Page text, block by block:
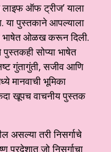
लाइफ ऑफ ट्रीज’ याला
या पुस्तकाने आपल्याला
भाषेत ओळख करून दिली.
सोप्या भाषेत
गुंतागुंती, सजीव आणि
मानवाची भूमिका
खूपच वाचनीय पुस्तक
असल्या तरी निसर्गाचे
प्रदेशात जो निसर्गाचा